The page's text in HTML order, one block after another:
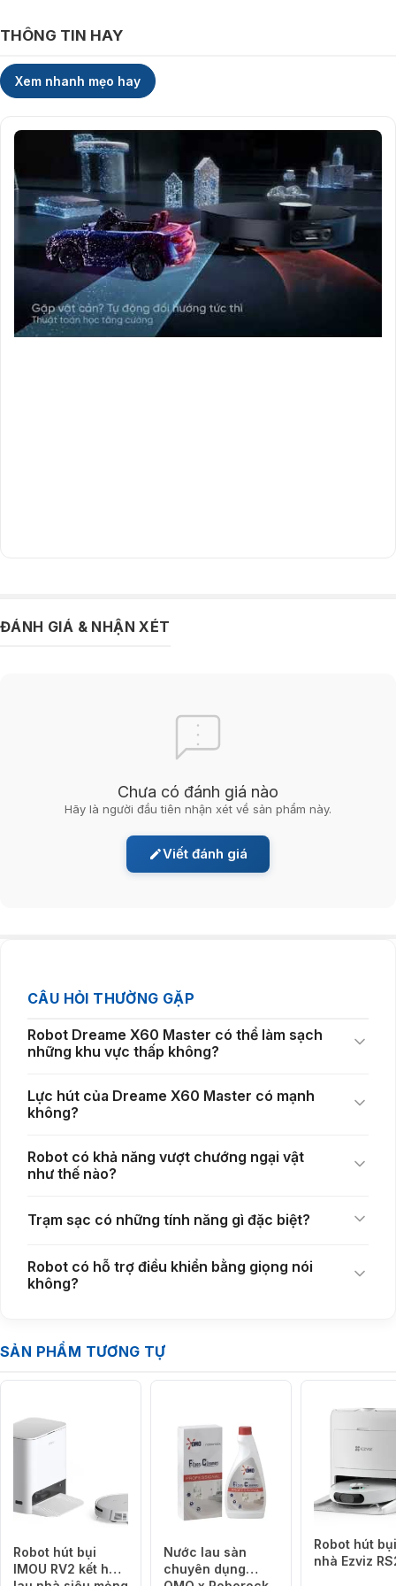
Lực hút Vormax 36.000Pa làm sạch toàn diện
Dreame X60 Master được trang bị công nghệ hút Vormax với năng
lượng hút lên đến 36.000Pa, hỗ trợ làm sạch hiệu quả bụi lông, tóc,
lông thú và rác lớn trên nhiều mặt khác nhau. Từ sàn sàn, sàn gỗ cho
Camera AI kép nhận dạng hơn 300 vật thể
Điểm nổi bật củaRobot dọn nhà thông minh Dreame X60
Vision tiên tiến. Robot có khả năng nhận dạng hơn 300 loại vật thể như
dây điện, dép, đồ chơi hay vật nhỏ dưới sàn để hạn chế va chạm và
nghệ ProLeap hỗ trợ vượt rào cản vật hai lớp cao tới 8,8cm. Robot có
thể chuyển hoạt động giữa các phòng hoặc khu vực có cửa sổ cao
cấp mà không cần người dùng hỗ trợ thủ thuật.
liên tục, hạn chế gián đoạn trong quá trình bảo vệ sinh học. Đây là ưu
điểm phù hợp với những ngôi nhà có nhiều khu vực chuyển tiếp hoặc
THÔNG TIN HAY
Xem nhanh mẹo hay
ĐÁNH GIÁ & NHẬN XÉT
Chưa có đánh giá nào
Hãy là người đầu tiên nhận xét về sản phẩm này.
Viết đánh giá
CÂU HỎI THƯỜNG GẶP
Robot Dreame X60 Master có thể làm sạch
những khu vực thấp không?
Lực hút của Dreame X60 Master có mạnh
không?
Robot có khả năng vượt chướng ngại vật
như thế nào?
Trạm sạc có những tính năng gì đặc biệt?
Robot có hỗ trợ điều khiển bằng giọng nói
không?
SẢN PHẨM TƯƠNG TỰ
Robot hút bụi
IMOU RV2 kết hợp
Nước lau sàn
chuyên dụng
Robot hút
nhà Ezviz